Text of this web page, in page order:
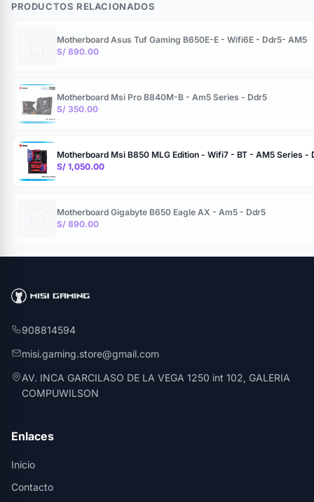
PRODUCTOS RELACIONADOS
Motherboard Asus Tuf Gaming B650E-E - Wifi6E - Ddr5- AM5
S/ 890.00
Motherboard Msi Pro B840M-B - Am5 Series - Ddr5
S/ 350.00
Motherboard Msi B850 MLG Edition - Wifi7 - BT - AM5 Series -
S/ 1,050.00
Motherboard Gigabyte B650 Eagle AX - Am5 - Ddr5
S/ 890.00
908814594
misi.gaming.store@gmail.com
AV. INCA GARCILASO DE LA VEGA 1250 int 102, GALERIA
COMPUWILSON
Enlaces
Inicio
Contacto